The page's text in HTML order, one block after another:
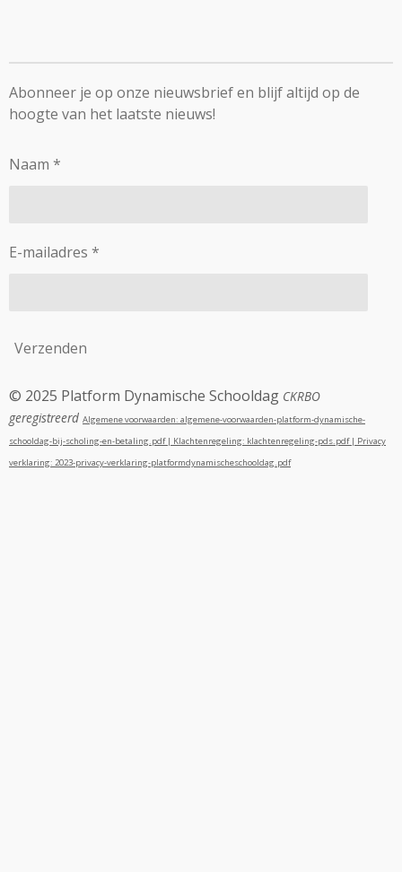
Abonneer je op onze nieuwsbrief en blijf altijd op de
hoogte van het laatste nieuws!
Naam *
E-mailadres *
Verzenden
© 2025 Platform Dynamische Schooldag CKRBO
geregistreerd Algemene voorwaarden: algemene-voorwaarden-platform-dynamische-
schooldag-bij-scholing-en-betaling.pdf | Klachtenregeling: klachtenregeling-pds.pdf | Privacy
verklaring: 2023-privacy-verklaring-platformdynamischeschooldag.pdf